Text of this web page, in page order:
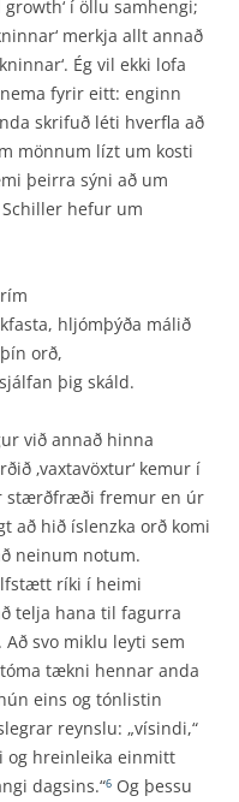
í öllu samhengi;
merkja allt annað
Ég vil ekki lofa
nema fyrir eitt: enginn
skrifuð léti hverfla að
mönnum lízt um kosti
þeirra sýni að um
hefur um
hljómþýða málið
orð,
þig skáld.
við annað hinna
‚vaxtavöxtur‘ kemur í
stærðfræði fremur en úr
að hið íslenzka orð komi
neinum notum.
ríki í heimi
telja hana til fagurra
svo miklu leyti sem
tækni hennar anda
eins og tónlistin
reynslu: „vísindi,“
og hreinleika einmitt
dagsins.“6 Og þessu